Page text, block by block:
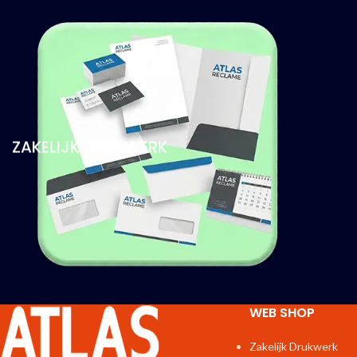
ZAKELIJK DRUKWERK
WEB SHOP
Zakelijk Drukwerk